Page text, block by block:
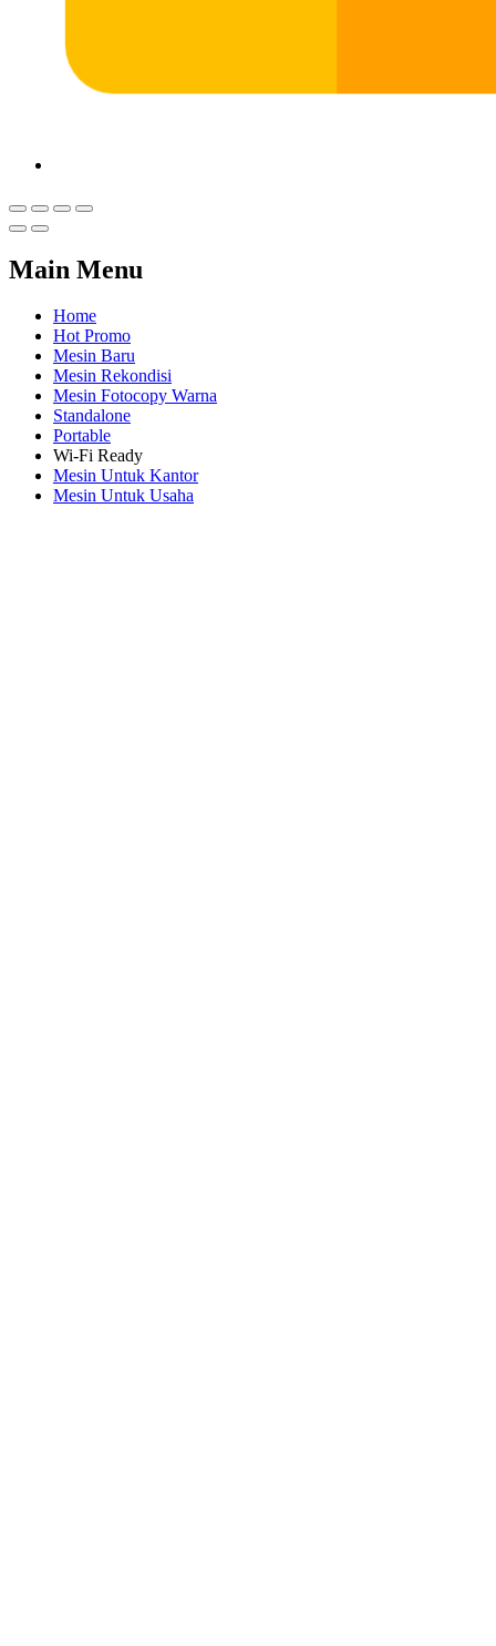
Main Menu
Home
Hot Promo
Mesin Baru
Mesin Rekondisi
Mesin Fotocopy Warna
Standalone
Portable
Wi-Fi Ready
Mesin Untuk Kantor
Mesin Untuk Usaha